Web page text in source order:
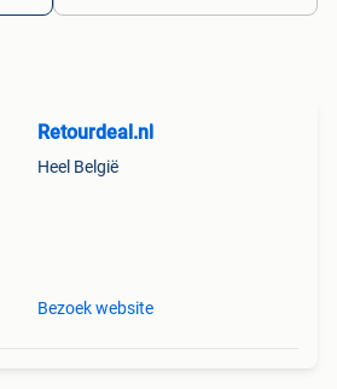
Retourdeal.nl
Heel België
Bezoek website